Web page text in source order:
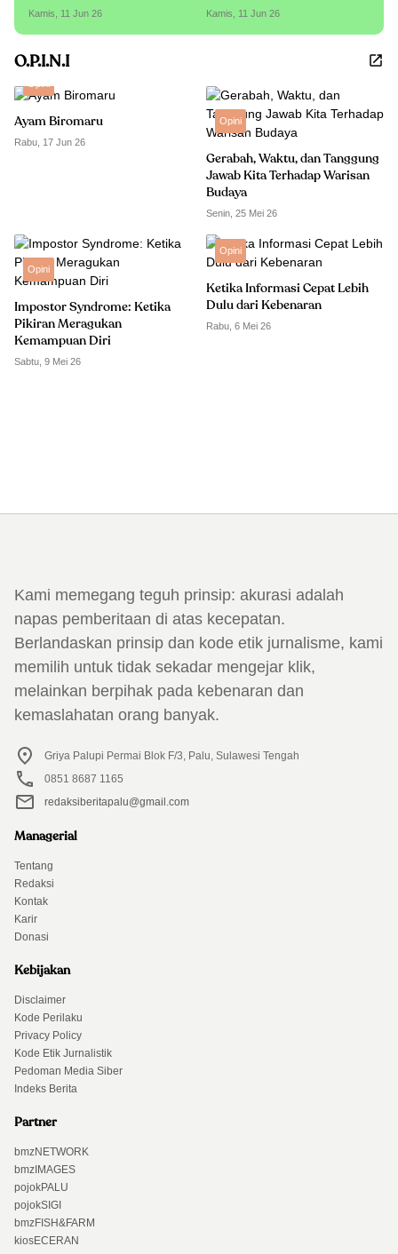
Kamis, 11 Jun 26 Kamis, 11 Jun 26
O.P.I.N.I
Ayam Biromaru
Rabu, 17 Jun 26
Opini
Gerabah, Waktu, dan Tanggung
Jawab Kita Terhadap Warisan
Budaya
Senin, 25 Mei 26
Opini
Impostor Syndrome: Ketika
Pikiran Meragukan
Kemampuan Diri
Sabtu, 9 Mei 26
Opini
Ketika Informasi Cepat Lebih
Dulu dari Kebenaran
Rabu, 6 Mei 26
Kami memegang teguh prinsip: akurasi adalah
napas pemberitaan di atas kecepatan.
Berlandaskan prinsip dan kode etik jurnalisme, kami
memilih untuk tidak sekadar mengejar klik,
melainkan berpihak pada kebenaran dan
kemaslahatan orang banyak.
Griya Palupi Permai Blok F/3, Palu, Sulawesi Tengah
0851 8687 1165
redaksiberitapalu@gmail.com
Managerial
Tentang
Redaksi
Kontak
Karir
Donasi
Kebijakan
Disclaimer
Kode Perilaku
Privacy Policy
Kode Etik Jurnalistik
Pedoman Media Siber
Indeks Berita
Partner
bmzNETWORK
bmzIMAGES
pojokPALU
pojokSIGI
bmzFISH&FARM
kiosECERAN